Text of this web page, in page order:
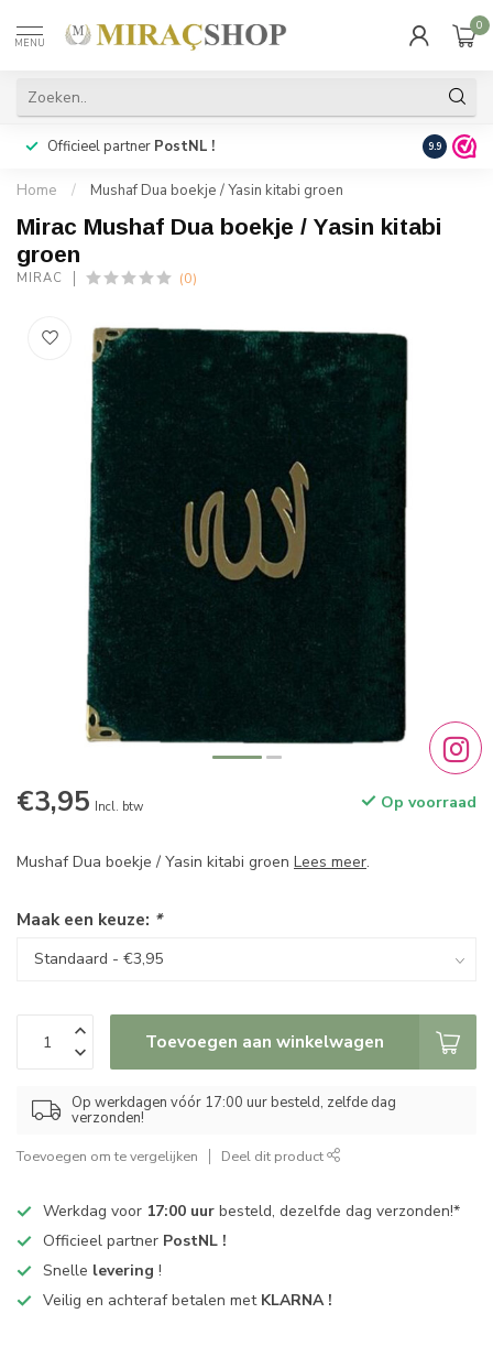
MENU
0
Officieel partner PostNL ! Snelle
9.9
Home / Mushaf Dua boekje / Yasin kitabi groen
Mirac Mushaf Dua boekje / Yasin kitabi
groen
MIRAC (0)
€3,95 Incl. btw Op voorraad
Mushaf Dua boekje / Yasin kitabi groen Lees meer.
Maak een keuze: *
Toevoegen aan winkelwagen
Op werkdagen vóór 17:00 uur besteld, zelfde dag
verzonden!
Toevoegen om te vergelijken Deel dit product
Werkdag voor 17:00 uur besteld, dezelfde dag verzonden!*
Officieel partner PostNL !
Snelle levering !
Veilig en achteraf betalen met KLARNA !